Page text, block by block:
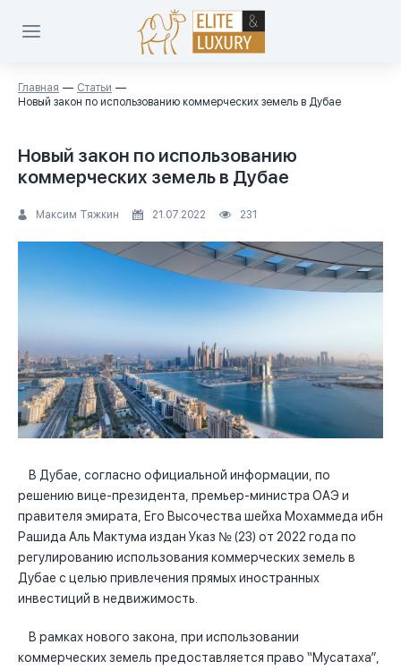
Главная
Статьи
Новый закон по использованию коммерческих земель в Дубае
Новый закон по использованию
коммерческих земель в Дубае
Максим Тяжкин 21.07.2022 231
В Дубае, согласно официальной информации, по
решению вице-президента, премьер-министра ОАЭ и
правителя эмирата, Его Высочества шейха Мохаммеда ибн
Рашида Аль Мактума издан Указ № (23) от 2022 года по
регулированию использования коммерческих земель в
Дубае с целью привлечения прямых иностранных
инвестиций в недвижимость.
В рамках нового закона, при использовании
коммерческих земель предоставляется право “Мусатаха”,